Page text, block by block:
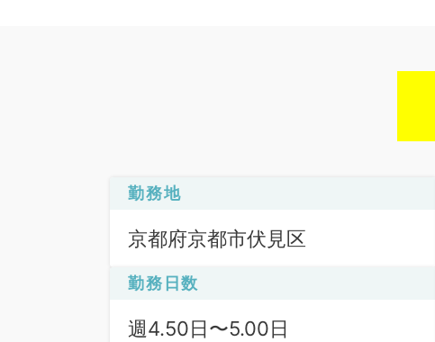
勤務地
京都府京都市伏見区
勤務日数
週4.50日〜5.00日